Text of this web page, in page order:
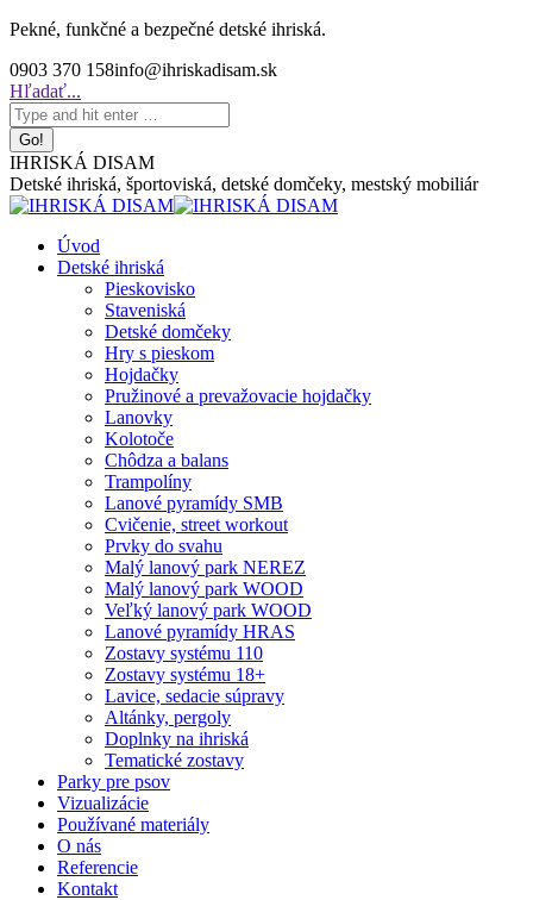
Skip
content
Pekné, funkčné a bezpečné detské ihriská.
0903 370 158info@ihriskadisam.sk
Search:
Hľadať...
IHRISKÁ DISAM
Detské ihriská, športoviská, detské domčeky, mestský mobiliár
Úvod
Detské ihriská
Pieskovisko
Staveniská
Detské domčeky
Hry s pieskom
Hojdačky
Pružinové a prevažovacie hojdačky
Lanovky
Kolotoče
Chôdza a balans
Trampolíny
Lanové pyramídy SMB
Cvičenie, street workout
Prvky do svahu
Malý lanový park NEREZ
Malý lanový park WOOD
Veľký lanový park WOOD
Lanové pyramídy HRAS
Zostavy systému 110
Zostavy systému 18+
Lavice, sedacie súpravy
Altánky, pergoly
Doplnky na ihriská
Tematické zostavy
Parky pre psov
Vizualizácie
Používané materiály
O nás
Referencie
Kontakt